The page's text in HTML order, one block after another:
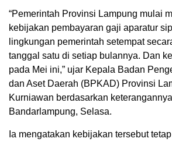
“Pemerintah Provinsi Lampung mulai
kebijakan pembayaran gaji aparatur
lingkungan pemerintah setempat
tanggal satu di setiap bulannya. Dan
pada Mei ini,” ujar Kepala Badan
dan Aset Daerah (BPKAD) Provinsi
Kurniawan berdasarkan
Bandarlampung, Selasa.
Ia mengatakan kebijakan tersebut